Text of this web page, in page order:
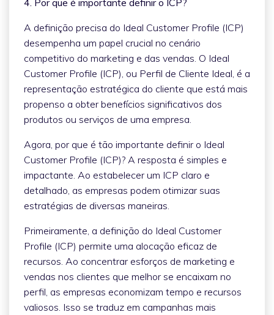
A definição precisa do Ideal Customer Profile (ICP)
desempenha um papel crucial no cenário
competitivo do marketing e das vendas. O Ideal
Customer Profile (ICP), ou Perfil de Cliente Ideal, é a
representação estratégica do cliente que está mais
propenso a obter benefícios significativos dos
produtos ou serviços de uma empresa.
Agora, por que é tão importante definir o Ideal
Customer Profile (ICP)? A resposta é simples e
impactante. Ao estabelecer um ICP claro e
detalhado, as empresas podem otimizar suas
estratégias de diversas maneiras.
Primeiramente, a definição do Ideal Customer
Profile (ICP) permite uma alocação eficaz de
recursos. Ao concentrar esforços de marketing e
vendas nos clientes que melhor se encaixam no
perfil, as empresas economizam tempo e recursos
valiosos. Isso se traduz em campanhas mais